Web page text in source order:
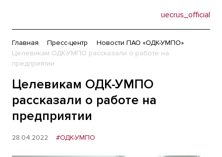
uecrus_official
Главная Пресс-центр
Новости ПАО «ОДК-УМПО»
Целевикам ОДК-УМПО рассказали о работе на
предприятии
Целевикам ОДК-УМПО
рассказали о работе на
предприятии
28.04.2022 #ОДК-УМПО